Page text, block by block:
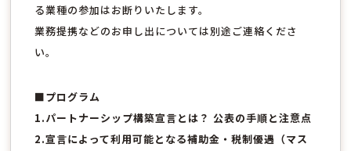
る業種の参加はお断りいたします。
業務提携などのお申し出については別途ご連絡くださ
い。
■プログラム
1.パートナーシップ構築宣言とは？ 公表の手順と注意点
2.宣言によって利用可能となる補助金・税制優遇（マス